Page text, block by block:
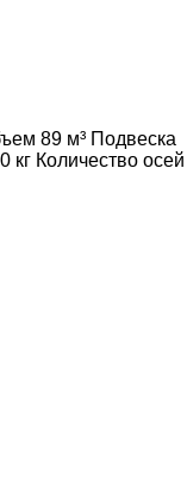
89 м³ Подвеска
кг Количество осей